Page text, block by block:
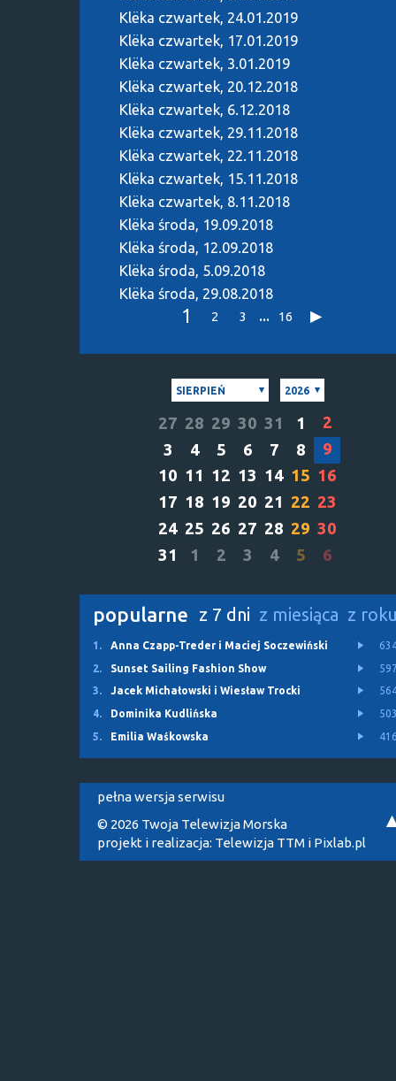
Klëka czwartek, 24.01.2019
Klëka czwartek, 17.01.2019
Klëka czwartek, 3.01.2019
Klëka czwartek, 20.12.2018
Klëka czwartek, 6.12.2018
Klëka czwartek, 29.11.2018
Klëka czwartek, 22.11.2018
Klëka czwartek, 15.11.2018
Klëka czwartek, 8.11.2018
Klëka środa, 19.09.2018
Klëka środa, 12.09.2018
Klëka środa, 5.09.2018
Klëka środa, 29.08.2018
1 2 3 ... 16
SIERPIEŃ 2026
27 28 29 30 31 1
2
3
4 5 6 7 8
9
10 11 12 13 14 15 16
17 18 19 20 21 22 23
24 25 26 27 28 29 30
31
1 2 3 4 5 6
popularne z 7 dni z miesiąca z
1. Anna Czapp-Treder i Maciej Soczewiński
2.
Sunset Sailing Fashion Show
3.
Jacek Michałowski i Wiesław Trocki
4.
Dominika Kudlińska
5.
Emilia Waśkowska
pełna wersja serwisu
© 2026 Twoja Telewizja Morska
projekt i realizacja: Telewizja TTM i Pixlab.pl